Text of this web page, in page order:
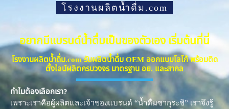
โรงงานผลิตน้ำดื่ม.com
อยากมีแบรนด์น้ำดื่มเป็นของตัวเอง เริ่มต้นที่นี่
โรงงานผลิตน้ำดื่ม.com รับผลิตน้ำดื่ม OEM ออกแบบโลโก้ พร้อมติด
ตั้งไลน์ผลิตครบวงจร มาตรฐาน อย. และสากล
ทำไมต้องเลือกเรา?
เพราะเราคือผู้ผลิตและเจ้าของแบรนด์ “น้ำดื่มซากุระชิ” เราจึงรู้